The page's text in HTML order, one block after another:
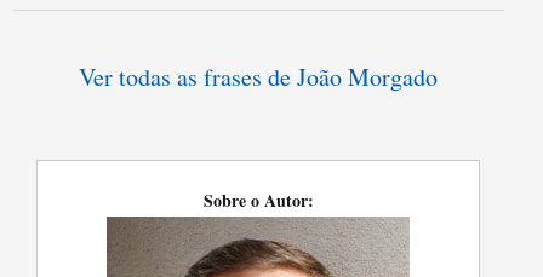
Ver todas as frases de João Morgado
Sobre o Autor: